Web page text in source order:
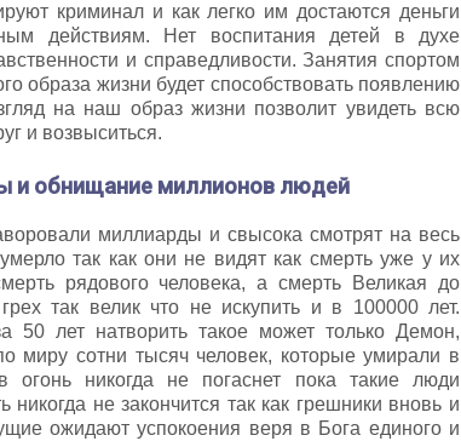
криминал и как легко им достаются деньги
действиям. Нет воспитания детей в духе
и справедливости. Занятия спортом
образа жизни будет способствовать появлению
на наш образ жизни позволит увидеть всю
и возвыситься.
и обнищание миллионов людей
миллиарды и свысока смотрят на весь
так как они не видят как смерть уже у их
рядового человека, а смерть Великая до
так велик что не искупить и в 100000 лет.
50 лет натворить такое может только Демон,
миру сотни тысяч человек, которые умирали в
никогда не погаснет пока такие люди
не закончится так как грешники вновь и
ожидают успокоения веря в Бога единого и